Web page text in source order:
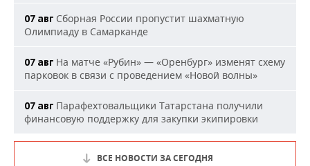
07 авг Сборная России пропустит шахматную
Олимпиаду в Самарканде
07 авг На матче «Рубин» — «Оренбург» изменят схему
парковок в связи с проведением «Новой волны»
07 авг Парафехтовальщики Татарстана получили
финансовую поддержку для закупки экипировки
ВСЕ НОВОСТИ ЗА СЕГОДНЯ